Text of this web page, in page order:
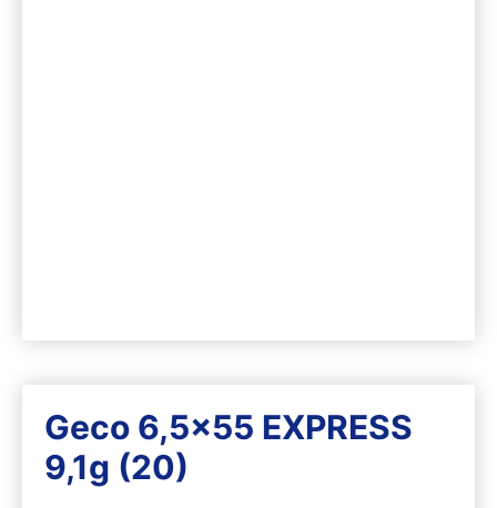
Geco 6,5×55 EXPRESS
9,1g (20)